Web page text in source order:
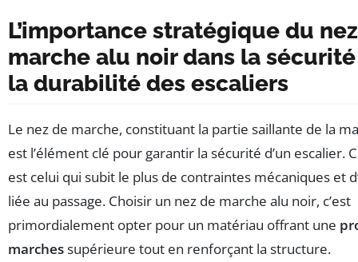
L’importance stratégique du
marche alu noir dans la
la durabilité des escaliers
Le nez de marche, constituant la partie saillante de la
est l’élément clé pour garantir la sécurité d’un escalier.
est celui qui subit le plus de contraintes mécaniques et
liée au passage. Choisir un nez de marche alu noir, c’est
primordialement opter pour un matériau offrant une
marchessupérieure tout en renforçant la structure.